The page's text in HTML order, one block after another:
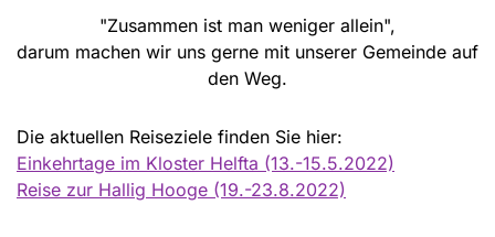
"Zusammen ist man weniger allein",
darum machen wir uns gerne mit unserer Gemeinde auf
den Weg.
Die aktuellen Reiseziele finden Sie hier:
Einkehrtage im Kloster Helfta (13.-15.5.2022)
Reise zur Hallig Hooge (19.-23.8.2022)